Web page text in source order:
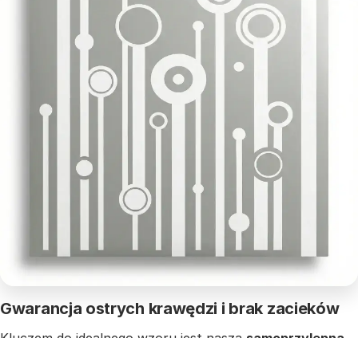
Gwarancja ostrych krawędzi i brak zacieków